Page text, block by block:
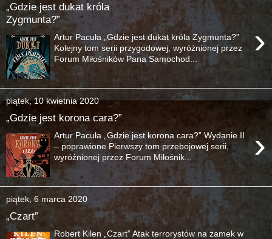
„Gdzie jest dukat króla
Zygmunta?”
›
Artur Pacuła „Gdzie jest dukat króla Zygmunta?”
Kolejny tom serii przygodowej, wyróżnionej przez
Forum Miłośników Pana Samochod...
piątek, 10 kwietnia 2020
„Gdzie jest korona cara?”
›
Artur Pacuła „Gdzie jest korona cara?” Wydanie II
– poprawione Pierwszy tom przebojowej serii,
wyróżnionej przez Forum Miłośnik...
piątek, 6 marca 2020
„Czart”
Robert Kilen „Czart” Atak terrorystów na zamek w